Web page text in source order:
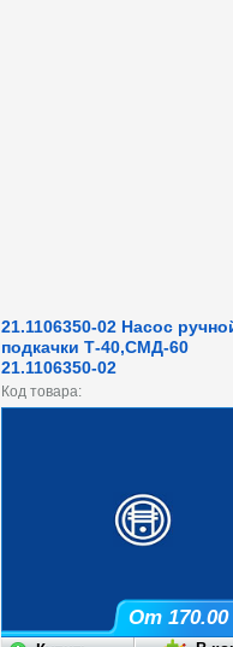
21.1106350-02 Насос
подкачки Т-40,СМД-60
21.1106350-02
Код товара:
От 170.00